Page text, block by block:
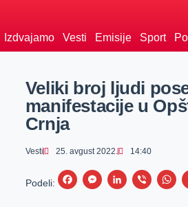
Izdvajamo Vesti Emisije Sport
Veliki broj ljudi
manifestacije u
Crnja
Vesti 25. avgust 2022. 14:40
Podeli:
F
M
L
V
W